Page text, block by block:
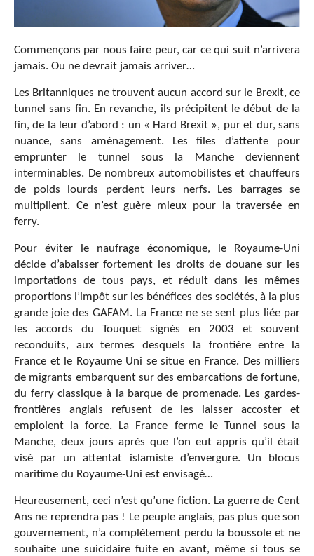
Commençons par nous faire peur, car ce qui suit n’arrivera
jamais. Ou ne devrait jamais arriver…
Les Britanniques ne trouvent aucun accord sur le Brexit, ce
tunnel sans fin. En revanche, ils précipitent le début de la
fin, de la leur d’abord : un « Hard Brexit », pur et dur, sans
nuance, sans aménagement. Les files d’attente pour
emprunter le tunnel sous la Manche deviennent
interminables. De nombreux automobilistes et chauffeurs
de poids lourds perdent leurs nerfs. Les barrages se
multiplient. Ce n’est guère mieux pour la traversée en
ferry.
Pour éviter le naufrage économique, le Royaume-Uni
décide d’abaisser fortement les droits de douane sur les
importations de tous pays, et réduit dans les mêmes
proportions l’impôt sur les bénéfices des sociétés, à la plus
grande joie des GAFAM. La France ne se sent plus liée par
les accords du Touquet signés en 2003 et souvent
reconduits, aux termes desquels la frontière entre la
France et le Royaume Uni se situe en France. Des milliers
de migrants embarquent sur des embarcations de fortune,
du ferry classique à la barque de promenade. Les gardes-
frontières anglais refusent de les laisser accoster et
emploient la force. La France ferme le Tunnel sous la
Manche, deux jours après que l’on eut appris qu’il était
visé par un attentat islamiste d’envergure. Un blocus
maritime du Royaume-Uni est envisagé…
Heureusement, ceci n’est qu’une fiction. La guerre de Cent
Ans ne reprendra pas ! Le peuple anglais, pas plus que son
gouvernement, n’a complètement perdu la boussole et ne
souhaite une suicidaire fuite en avant, même si tous se